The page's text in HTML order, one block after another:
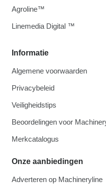
Informatie
Algemene voorwaarden
Privacybeleid
Veiligheidstips
Beoordelingen voor
Merkcatalogus
Onze aanbiedingen
Adverteren op Machineryline
Agroline™
Linemedia Digital ™